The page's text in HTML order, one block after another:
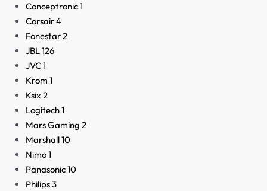
Conceptronic1
Corsair4
Fonestar2
JBL126
JVC1
Krom 1
Ksix 2
Logitech1
Mars Gaming 2
Marshall10
Nimo1
Panasonic10
Philips3